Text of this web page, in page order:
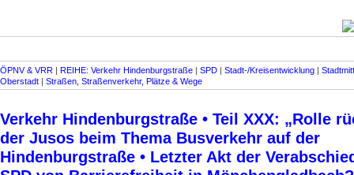
ÖPNV & VRR | REIHE: Verkehr Hindenburgstraße | SPD | Stadt-/Kreisentwicklung |
Oberstadt | Straßen, Straßenverkehr, Plätze & Wege
Verkehr Hindenburgstraße • Teil XXX: „Rolle
der Jusos beim Thema Busverkehr auf der
Hindenburgstraße • Letzter Akt der